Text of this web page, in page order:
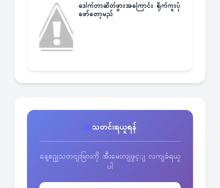
ဒေါက်တာဆိတ်ဖွားအကြောင်း ရိုက်ကူးပုံ
ဖော်တော့မည်
သတင်းရယူရန်
နေ့စဥျသတငျးမြားကို အီးမေးလျဖွင့ျ လကျခံရယူ
ပါ